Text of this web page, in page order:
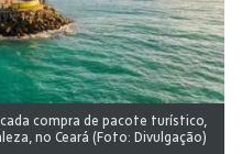
compra de pacote turístico,
no Ceará (Foto: Divulgação)